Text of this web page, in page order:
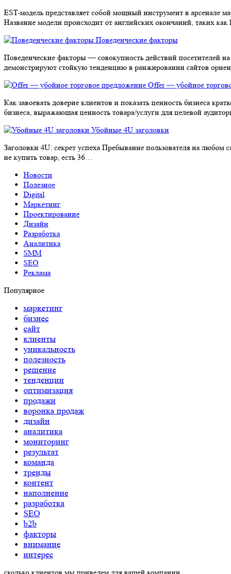
EST-модель представляет собой мощный инструмент в арсенале
Название модели происходит от английских окончаний, таких
Поведенческие факторы
Поведенческие факторы — совокупность действий посетителей
демонстрируют стойкую тенденцию в ранжировании сайтов
Offer — убойное
Как завоевать доверие клиентов и показать ценность бизнеса
бизнеса, выражающая ценность товара/услуги для целевой
Убойные 4U заголовки
Заголовки 4U: секрет успеха Пребывание пользователя на
не купить товар, есть 36…
Новости
Полезное
Digital
Маркетинг
Проектирование
Дизайн
Разработка
Аналитика
SMM
SEO
Реклама
Популярное
маркетинг
бизнес
сайт
клиенты
уникальность
полезность
решение
тенденции
оптимизация
продажи
воронка продаж
дизайн
аналитика
мониторинг
результат
команда
тренды
контент
наполнение
разработка
SEO
b2b
факторы
внимание
интерес